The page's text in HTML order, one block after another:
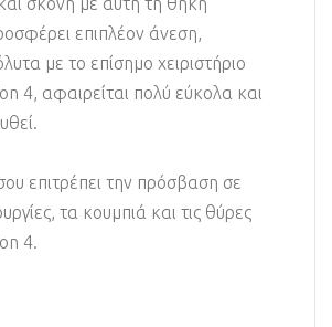
επιπλέον άνεση,
με το επίσημο χειριστήριο
4, αφαιρείται πολύ εύκολα και
επιτρέπει την πρόσβαση σε
τα κουμπιά και τις θύρες
4.